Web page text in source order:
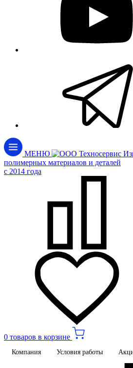
МЕНЮ
полимерных материалов и деталей
c 2014 года
0 товаров в корзине
Компания Условия работы